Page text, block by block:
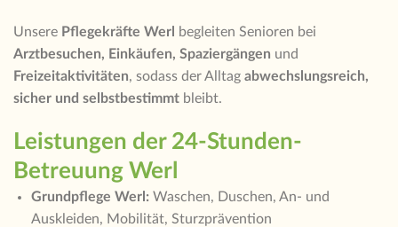
Unsere Pflegekräfte Werl
begleiten Senioren bei
Arztbesuchen, Einkäufen, Spaziergängen und
Freizeitaktivitäten, sodass der Alltag abwechslungsreich,
sicher und selbstbestimmt bleibt.
Leistungen der 24-Stunden-
Betreuung Werl
Grundpflege Werl: Waschen, Duschen, An- und
Auskleiden, Mobilität, Sturzprävention